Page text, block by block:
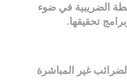
الضريبية في ضوء
غير المباشرة